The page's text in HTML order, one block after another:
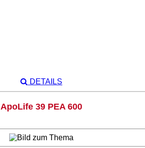
DETAILS
ApoLife 39 PEA 600